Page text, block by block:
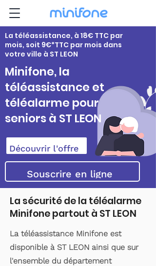
La téléassistance, à 18€ TTC par
mois, soit 9€*TTC par mois dans
votre ville à ST LEON
Minifone, la
téléassistance et
téléalarme pour
seniors à ST LEON
Découvrir l'offre
Souscrire en ligne
La sécurité de la téléalarme
Minifone partout à ST LEON
La téléassistance Minifone est
disponible à ST LEON ainsi que sur
l'ensemble du département